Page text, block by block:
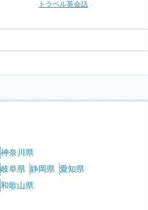
トラベル英会話
神奈川県
岐阜県 静岡県 愛知県
和歌山県